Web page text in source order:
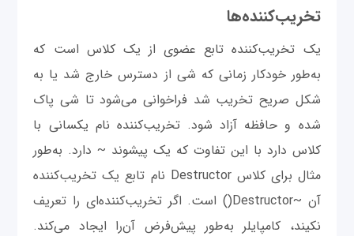
تخریب‌کننده‌ها
یک تخریب‌کننده تابع عضوی از یک کلاس است که
به‌طور خودکار زمانی که شی از دسترس خارج شد یا به
شکل صریح تخریب شد فراخوانی می‌شود تا شی پاک
شده و حافظه آزاد شود. تخریب‌کننده نام یکسانی با
کلاس دارد با این تفاوت که یک پیشوند ~ دارد. به‌طور
مثال برای کلاس Destructor نام تابع یک تخریب‌کننده
آن ~Destructor() است. اگر تخریب‌کننده‌ای را تعریف
نکیند، کامپایلر به‌طور پیش‌فرض آن‌را ایجاد می‌کند.